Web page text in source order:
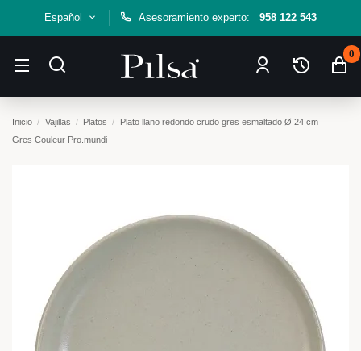
Español Asesoramiento experto: 958 122 543
0
Inicio Vajillas Platos
Plato llano redondo crudo gres esmaltado Ø 24 cm
Gres Couleur Pro.mundi